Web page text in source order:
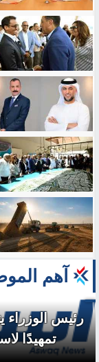
آهم
رئيس
تمهيدًا